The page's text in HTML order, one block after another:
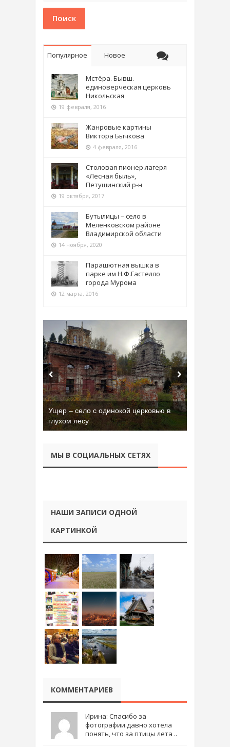
Поиск
Популярное Новое
Мстёра. Бывш.
единоверческая церковь
Никольская
19 февраля, 2016
Жанровые картины
Виктора Бычкова
4 февраля, 2016
Столовая пионер лагеря
«Лесная быль»,
Петушинский р-н
19 октября, 2017
Бутылицы – село в
Меленковском районе
Владимирской области
14 ноября, 2020
Парашютная вышка в
парке им Н.Ф.Гастелло
города Мурома
12 марта, 2016
Ущер – село с одинокой церковью в
глухом лесу
МЫ В СОЦИАЛЬНЫХ СЕТЯХ
НАШИ ЗАПИСИ ОДНОЙ
КАРТИНКОЙ
КОММЕНТАРИЕВ
Ирина: Спасибо за
фотографии.давно хотела
понять, что за птицы лета ..